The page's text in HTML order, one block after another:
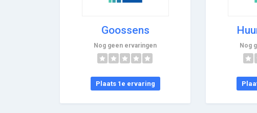
Goossens
Nog geen ervaringen
Plaats 1e ervaring
Nog